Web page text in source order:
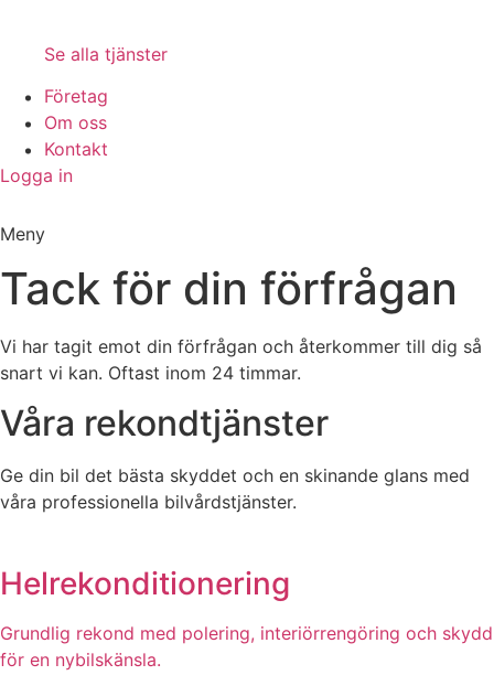
Se alla tjänster
Företag
Om oss
Kontakt
Logga in
Meny
Tack för din förfrågan
Vi har tagit emot din förfrågan och återkommer till dig så
snart vi kan. Oftast inom 24 timmar.
Våra rekondtjänster
Ge din bil det bästa skyddet och en skinande glans med
våra professionella bilvårdstjänster.
Helrekonditionering
Grundlig rekond med polering, interiörrengöring och skydd
för en nybilskänsla.